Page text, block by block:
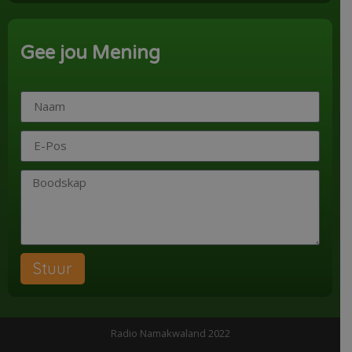
Gee jou Mening
Stuur
Radio Namakwaland 2022